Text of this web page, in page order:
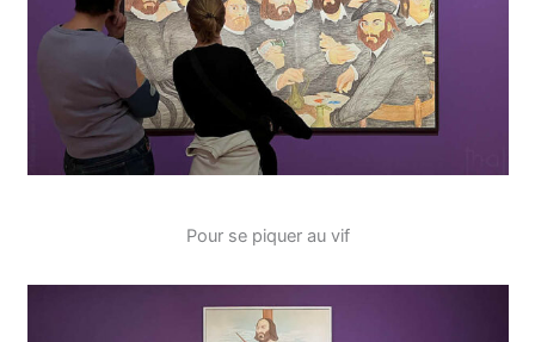
Pour se piquer au vif